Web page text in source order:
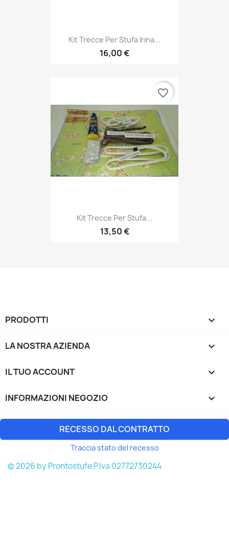
Kit Trecce Per Stufa Irina...
16,00 €
Kit Trecce Per Stufa...
13,50 €
favorite_border
PRODOTTI 
LA NOSTRA AZIENDA 
IL TUO ACCOUNT 
INFORMAZIONI NEGOZIO keyboard_arrow_down
RECESSO DAL CONTRATTO
Traccia stato del recesso
© 2026 by Prontostufe P.Iva 02772730244